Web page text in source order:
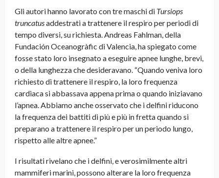
Gli autori hanno lavorato con tre maschi di Tursiops
truncatusaddestrati a trattenere il respiro per periodi di
tempo diversi, su richiesta. Andreas Fahlman, della
Fundación Oceanogràfic di Valencia, ha spiegato come
fosse stato loro insegnato a eseguire apnee lunghe, brevi,
o della lunghezza che desideravano. “Quando veniva loro
richiesto di trattenere il respiro, la loro frequenza
cardiaca si abbassava appena prima o quando iniziavano
l’apnea. Abbiamo anche osservato che i delfini riducono
la frequenza dei battiti di più e più in fretta quando si
preparano a trattenere il respiro per un periodo lungo,
rispetto alle altre apnee.”
I risultati rivelano che i delfini, e verosimilmente altri
mammiferi marini, possono alterare la loro frequenza